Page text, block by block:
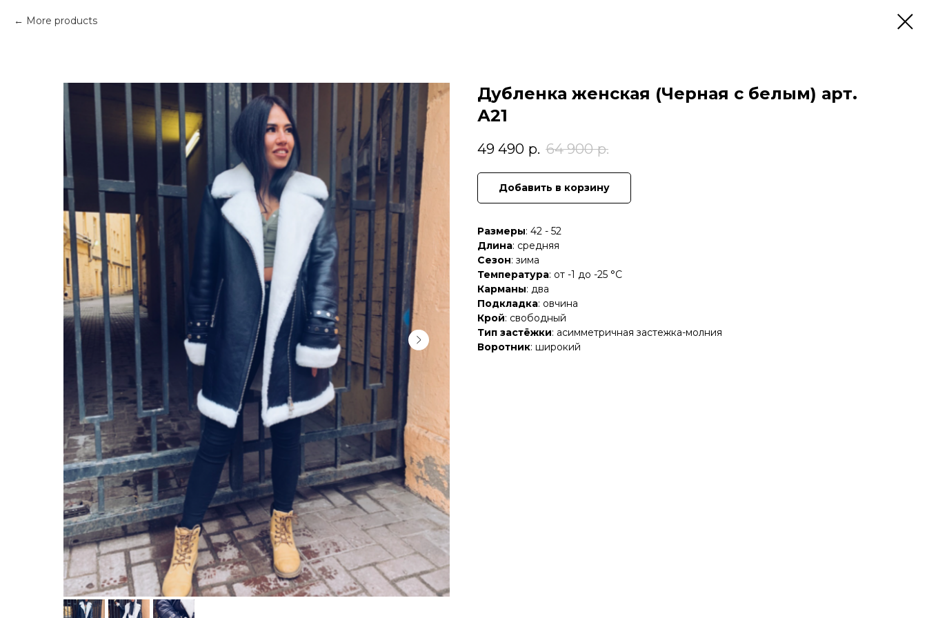
More products
Дубленка женская (Черная с белым) арт.
А21
49 490 р. 64 900 р.
Добавить в корзину
Размеры: 42 - 52
Длина: средняя
Сезон: зима
Температура: от -1 до -25 °C
Карманы: два
Подкладка: овчина
Крой: свободный
Тип застёжки: асимметричная застежка-молния
Воротник: широкий